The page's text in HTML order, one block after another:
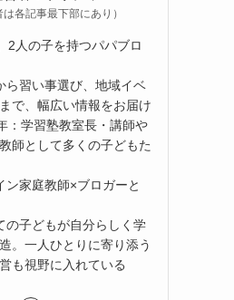
は各記事最下部にあり）
2人の子を持つパパブロ
ら習い事選び、地域イベ
で、幅広い情報をお届け
：学習塾教室長・講師や
師として多くの子どもた
ン家庭教師×ブロガーと
の子どもが自分らしく学
。一人ひとりに寄り添う
も視野に入れている